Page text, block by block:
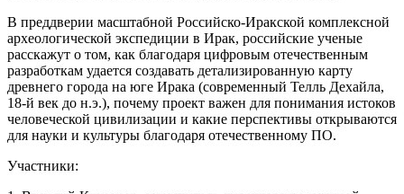
В преддверии масштабной Российско-Иракской комплексной
археологической экспедиции в Ирак, российские ученые
расскажут о том, как благодаря цифровым отечественным
разработкам удается создавать детализированную карту
древнего города на юге Ирака (современный Телль Дехайла,
18-й век до н.э.), почему проект важен для понимания истоков
человеческой цивилизации и какие перспективы открываются
для науки и культуры благодаря отечественному ПО.
Участники: